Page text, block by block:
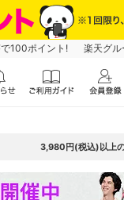
100ポイント! 楽天グル
3,980円(税込)以上